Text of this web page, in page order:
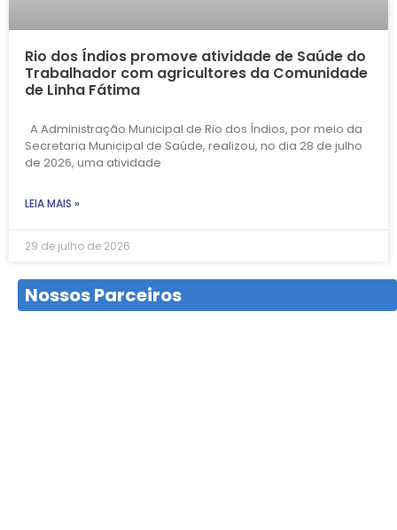
Rio dos Índios promove atividade de Saúde do
Trabalhador com agricultores da Comunidade
de Linha Fátima
A Administração Municipal de Rio dos Índios, por meio da
Secretaria Municipal de Saúde, realizou, no dia 28 de julho
de 2026, uma atividade
LEIA MAIS »
29 de julho de 2026
Nossos Parceiros